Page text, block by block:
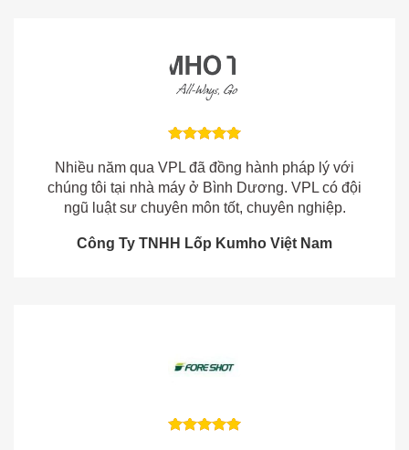
Nhiều năm qua VPL đã đồng hành pháp lý với
chúng tôi tại nhà máy ở Bình Dương. VPL có đội
ngũ luật sư chuyên môn tốt, chuyên nghiệp.
Công Ty TNHH Lốp Kumho Việt Nam